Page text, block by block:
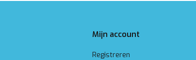
Mijn account
Registreren